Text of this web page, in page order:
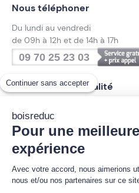
Continuer sans accepter
boisreduc
Pour une meilleure
expérience
Avec votre accord, nous aimerions
nous et/ou nos partenaires sur ce
Nous téléphoner
Du lundi au vendredi
de 09h à 12h et de 14h à 17h
09 70 25 23 03
Suivez notre actualité
Inscrivez-vous à la
boisreduc